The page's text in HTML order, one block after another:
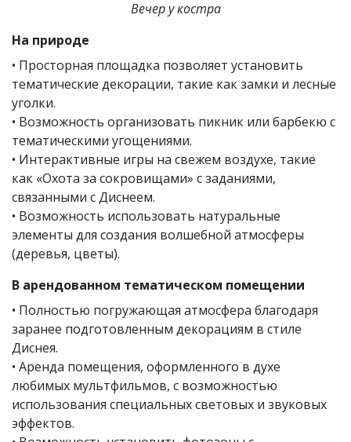
Вечер у костра
На природе
• Просторная площадка позволяет установить
тематические декорации, такие как замки и лесные
уголки.
• Возможность организовать пикник или барбекю с
тематическими угощениями.
• Интерактивные игры на свежем воздухе, такие
как «Охота за сокровищами» с заданиями,
связанными с Диснеем.
• Возможность использовать натуральные
элементы для создания волшебной атмосферы
(деревья, цветы).
В арендованном тематическом помещении
• Полностью погружающая атмосфера благодаря
заранее подготовленным декорациям в стиле
Диснея.
• Аренда помещения, оформленного в духе
любимых мультфильмов, с возможностью
использования специальных световых и звуковых
эффектов.